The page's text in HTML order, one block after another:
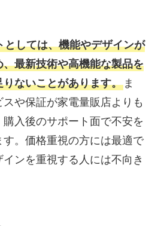
としては、機能やデザインが
最新技術や高機能な製品を
ないことがあります。ま
や保証が家電量販店よりも
入後のサポート面で不安を
。価格重視の方には最適で
ンを重視する人には不向き